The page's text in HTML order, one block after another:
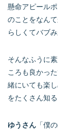
懸命アピール
のことをなん
らしくてバブ
そんなふうに
ころも良かっ
緒にいても楽
をたくさん知
ゆうさん 「僕